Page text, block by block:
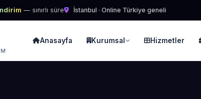
— sınırlı süre İstanbul · Online Türkiye geneli
Anasayfa Kurumsal Hizmetler